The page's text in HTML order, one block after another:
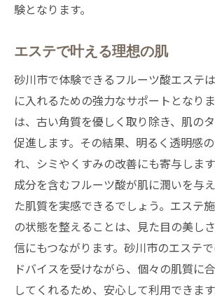
験となります。
エステで叶える理想の肌
砂川市で体験できるフルーツ酸エステ
に入れるための強力なサポートとなり
は、古い角質を優しく取り除き、肌の
促進します。その結果、明るく透明感
れ、シミやくすみの改善にも寄与しま
成分を含むフルーツ酸が肌に潤いを与
た肌質を実感できるでしょう。エステ
の状態を整えることは、見た目の美し
信にもつながります。砂川市のエステ
ドバイスを受けながら、個々の肌質に
してくれるため、安心して利用できます